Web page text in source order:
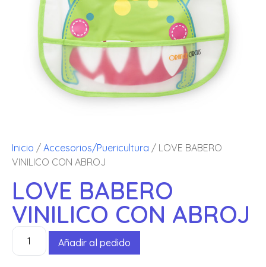
Inicio / Accesorios/Puericultura / LOVE BABERO
VINILICO CON ABROJ
LOVE BABERO
VINILICO CON ABROJ
Añadir al pedido